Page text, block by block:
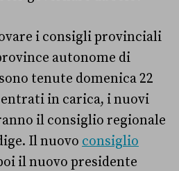
i consigli provinciali
autonome di
tenute domenica 22
in carica, i nuovi
il consiglio regionale
Il nuovo consiglio
il nuovo presidente